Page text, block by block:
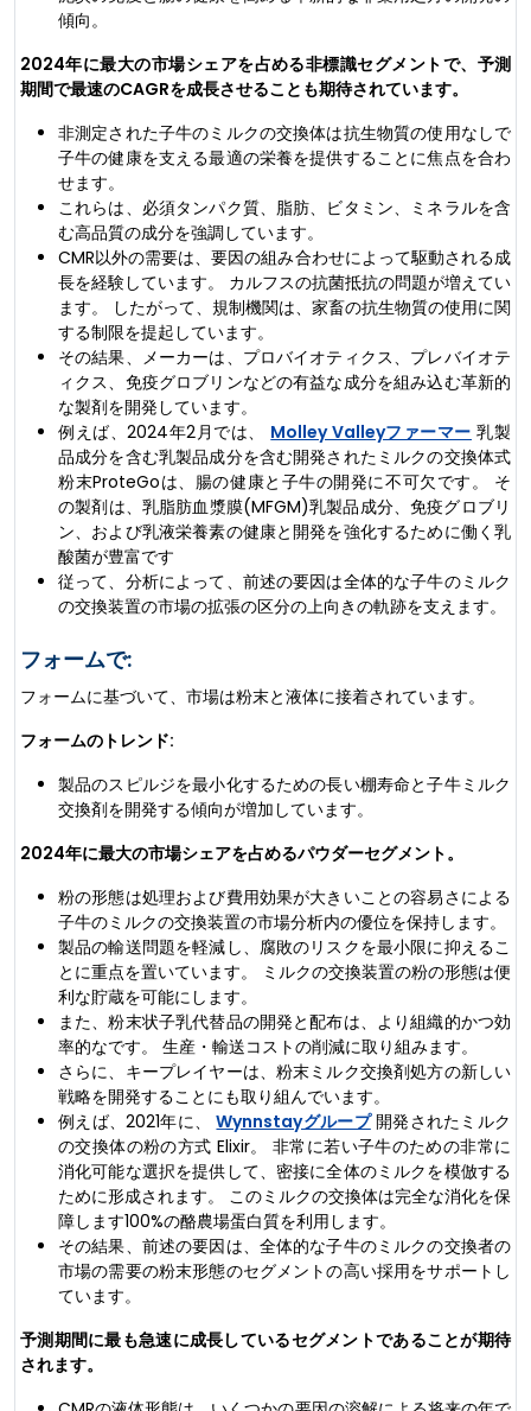
傾向。
2024年に最大の市場シェアを占める非標識セグメントで、予測
期間で最速のCAGRを成長させることも期待されています。
非測定された子牛のミルクの交換体は抗生物質の使用なしで
子牛の健康を支える最適の栄養を提供することに焦点を合わ
せます。
これらは、必須タンパク質、脂肪、ビタミン、ミネラルを含
む高品質の成分を強調しています。
CMR以外の需要は、要因の組み合わせによって駆動される成
長を経験しています。 カルフスの抗菌抵抗の問題が増えてい
ます。 したがって、規制機関は、家畜の抗生物質の使用に関
する制限を提起しています。
その結果、メーカーは、プロバイオティクス、プレバイオテ
ィクス、免疫グロブリンなどの有益な成分を組み込む革新的
な製剤を開発しています。
例えば、2024年2月では、 Molley Valleyファーマー 乳製
品成分を含む乳製品成分を含む開発されたミルクの交換体式
粉末ProteGoは、腸の健康と子牛の開発に不可欠です。 そ
の製剤は、乳脂肪血漿膜(MFGM)乳製品成分、免疫グロブリ
ン、および乳液栄養素の健康と開発を強化するために働く乳
酸菌が豊富です
従って、分析によって、前述の要因は全体的な子牛のミルク
の交換装置の市場の拡張の区分の上向きの軌跡を支えます。
フォームで:
フォームに基づいて、市場は粉末と液体に接着されています。
フォームのトレンド:
製品のスピルジを最小化するための長い棚寿命と子牛ミルク
交換剤を開発する傾向が増加しています。
2024年に最大の市場シェアを占めるパウダーセグメント。
粉の形態は処理および費用効果が大きいことの容易さによる
子牛のミルクの交換装置の市場分析内の優位を保持します。
製品の輸送問題を軽減し、腐敗のリスクを最小限に抑えるこ
とに重点を置いています。 ミルクの交換装置の粉の形態は便
利な貯蔵を可能にします。
また、粉末状子乳代替品の開発と配布は、より組織的かつ効
率的なです。 生産・輸送コストの削減に取り組みます。
さらに、キープレイヤーは、粉末ミルク交換剤処方の新しい
戦略を開発することにも取り組んでいます。
例えば、2021年に、Wynnstayグループ開発されたミルク
の交換体の粉の方式 Elixir。 非常に若い子牛のための非常に
消化可能な選択を提供して、密接に全体のミルクを模倣する
ために形成されます。 このミルクの交換体は完全な消化を保
障します100%の酪農場蛋白質を利用します。
その結果、前述の要因は、全体的な子牛のミルクの交換者の
市場の需要の粉末形態のセグメントの高い採用をサポートし
ています。
予測期間に最も急速に成長しているセグメントであることが期待
されます。